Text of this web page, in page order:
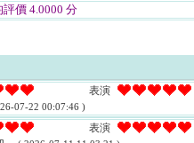
評價 4.0000 分
表演
07-22 00:07:46 )
表演